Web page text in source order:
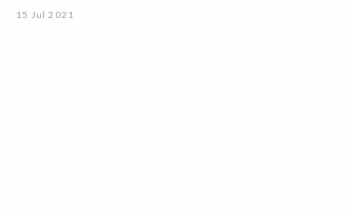
15 Jul 2021